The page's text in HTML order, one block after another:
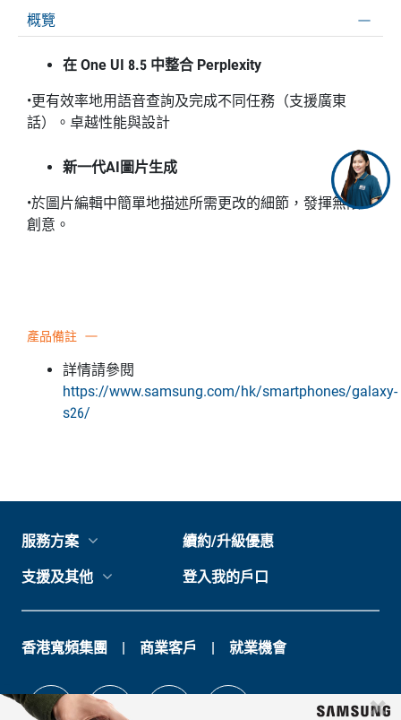
概覽
在 One UI 8.5 中整合 Perplexity
•更有效率地用語音查詢及完成不同任務（支援廣東
話）。卓越性能與設計
新一代AI圖片生成
•於圖片編輯中簡單地描述所需更改的細節，發揮無限
創意。
產品備註
詳情請參閱
https://www.samsung.com/hk/smartphones/galaxy-
s26/
服務方案 續約/升級優惠
支援及其他 登入我的戶口
香港寬頻集團 商業客戶 就業機會